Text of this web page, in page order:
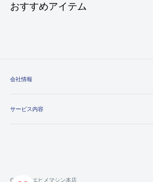
おすすめアイテム
会社情報
会社概要
サービス内容
© 2026 エヒメマシン本店